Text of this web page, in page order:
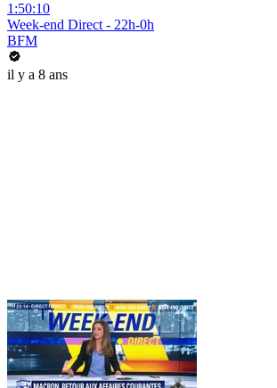
1:50:10
Week-end Direct - 22h-0h
BFM
il y a 8 ans